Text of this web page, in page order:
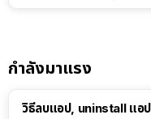
กำลังมาแรง
วิธีลบแอป, uninstall แอ